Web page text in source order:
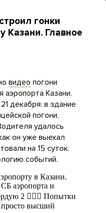
гонки
Казани. Главное
видео погони
аэропорта Казани.
декабря: в здание
погони,
удалось
он уже выехал
на 15 суток.
событий.